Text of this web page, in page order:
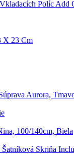
Políc Add
X 23 Cm
Aurora,
100/140cm, Biela
Skriňa